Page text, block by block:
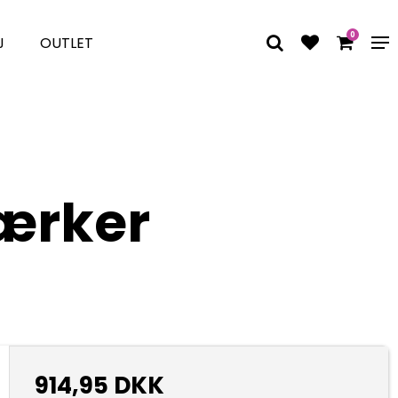
OUTLET 0
914,95 DKK